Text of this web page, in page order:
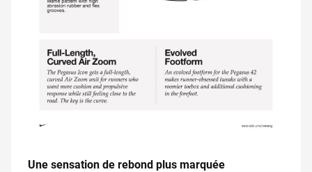
Une sensation de rebond plus marquée